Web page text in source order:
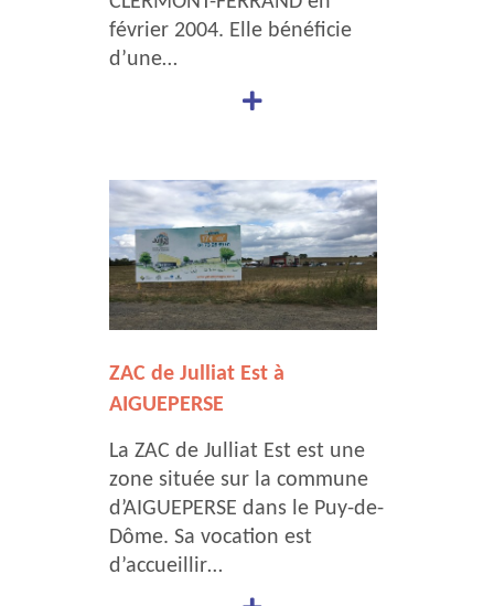
février 2004. Elle bénéficie
d’une…
ZAC de Julliat Est à
AIGUEPERSE
La ZAC de Julliat Est est une
zone située sur la commune
d’AIGUEPERSE dans le Puy-de-
Dôme. Sa vocation est
d’accueillir…